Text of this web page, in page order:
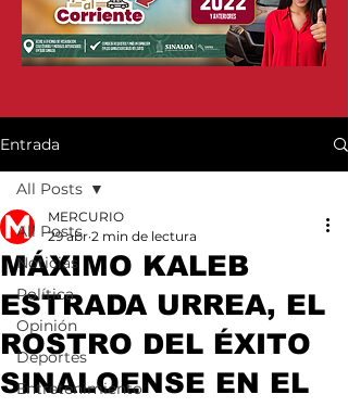
Entrada
All Posts
Noticias
Política
Opinión
Deportes
Entretenimiento
All Posts
MÁXIMO KALEB
ESTRADA URREA, EL
ROSTRO DEL ÉXITO
SINALOENSE EN EL
MERCURIO
29 abr 2 min de lectura